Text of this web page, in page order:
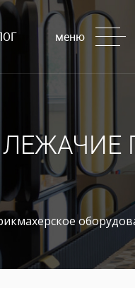
меню
ЛЕЖАЧИЕ